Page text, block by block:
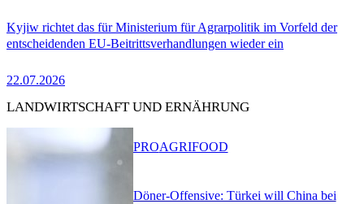
Kyjiw richtet das für Ministerium für Agrarpolitik im Vorfeld der
entscheidenden EU-Beitrittsverhandlungen wieder ein
22.07.2026
LANDWIRTSCHAFT UND ERNÄHRUNG
Döner-Offensive: Türkei will China bei
PROAGRIFOOD